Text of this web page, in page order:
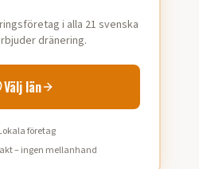
i alla 21 svenska
dränering.
Välj län
företag
– ingen mellanhand